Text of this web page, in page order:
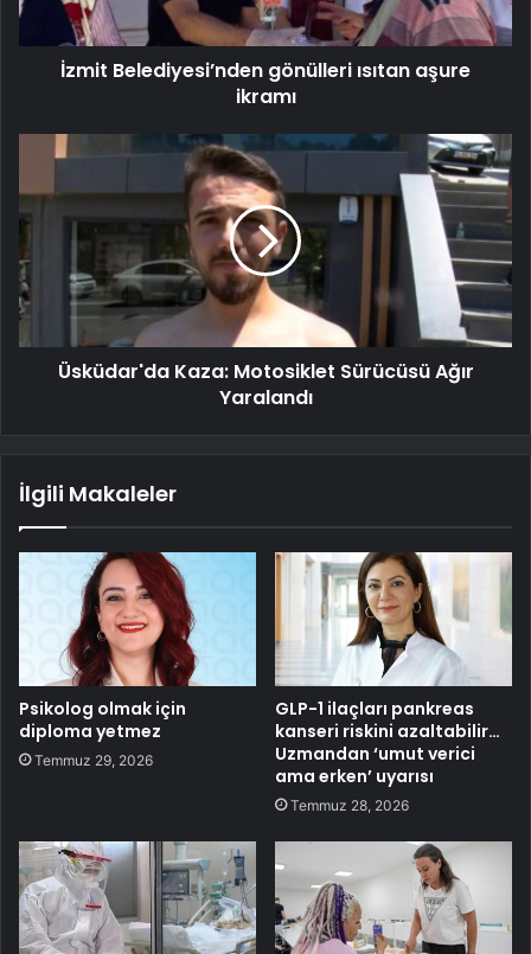
İzmit Belediyesi’nden gönülleri ısıtan aşure
ikramı
Üsküdar'da Kaza: Motosiklet Sürücüsü Ağır
Yaralandı
İlgili Makaleler
Psikolog olmak için
diploma yetmez
Temmuz 29, 2026
GLP-1 ilaçları pankreas
kanseri riskini azaltabilir…
Uzmandan ‘umut verici
ama erken’ uyarısı
Temmuz 28, 2026